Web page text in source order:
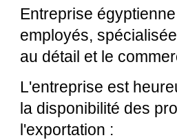
Entreprise
employés,
au détail et le
L'entreprise est
la disponibilité des
l'exportation :